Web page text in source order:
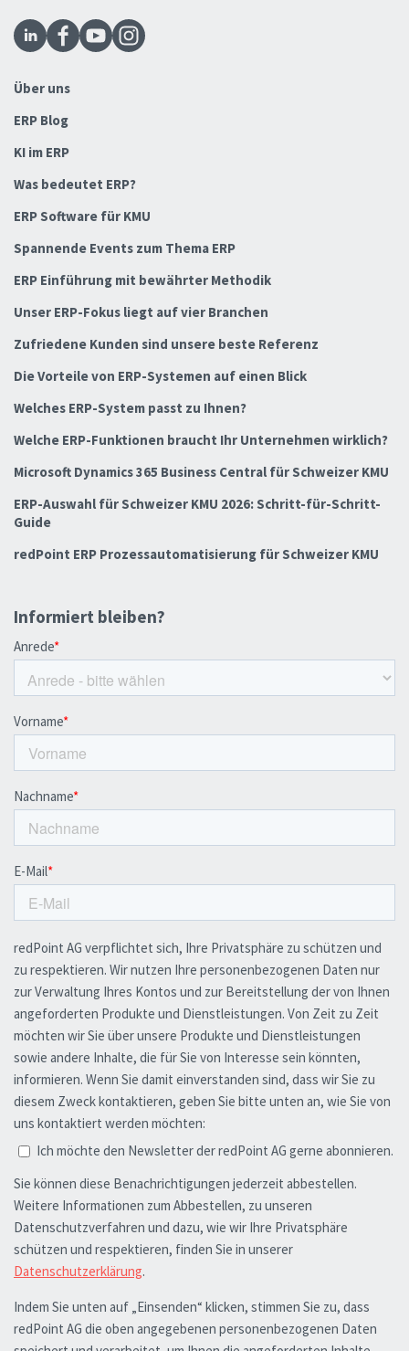
Über uns
ERP Blog
KI im ERP
Was bedeutet ERP?
ERP Software für KMU
Spannende Events zum Thema ERP
ERP Einführung mit bewährter Methodik
Unser ERP-Fokus liegt auf vier Branchen
Zufriedene Kunden sind unsere beste Referenz
Die Vorteile von ERP-Systemen auf einen Blick
Welches ERP-System passt zu Ihnen?
Welche ERP-Funktionen braucht Ihr Unternehmen wirklich?
Microsoft Dynamics 365 Business Central für Schweizer KMU
ERP-Auswahl für Schweizer KMU 2026: Schritt-für-Schritt-
Guide
redPoint ERP Prozessautomatisierung für Schweizer KMU
Informiert bleiben?